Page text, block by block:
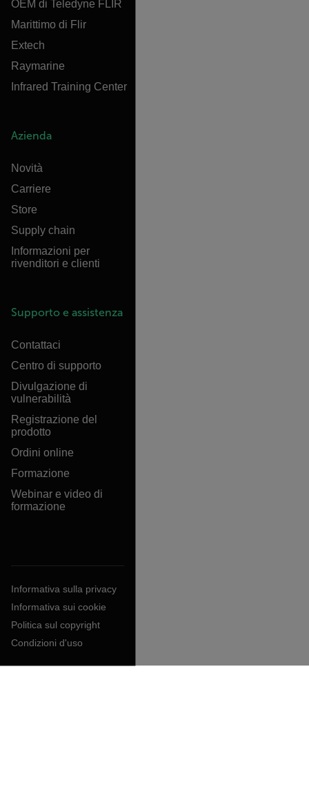
OEM di Teledyne FLIR
Marittimo di Flir
Extech
Raymarine
Infrared Training Center
Azienda
Novità
Carriere
Store
Supply chain
Informazioni per
rivenditori e clienti
Supporto e assistenza
Contattaci
Centro di supporto
Divulgazione di
vulnerabilità
Registrazione del
prodotto
Ordini online
Formazione
Webinar e video di
formazione
Informativa sulla privacy
Informativa sui cookie
Politica sul copyright
Condizioni d'uso